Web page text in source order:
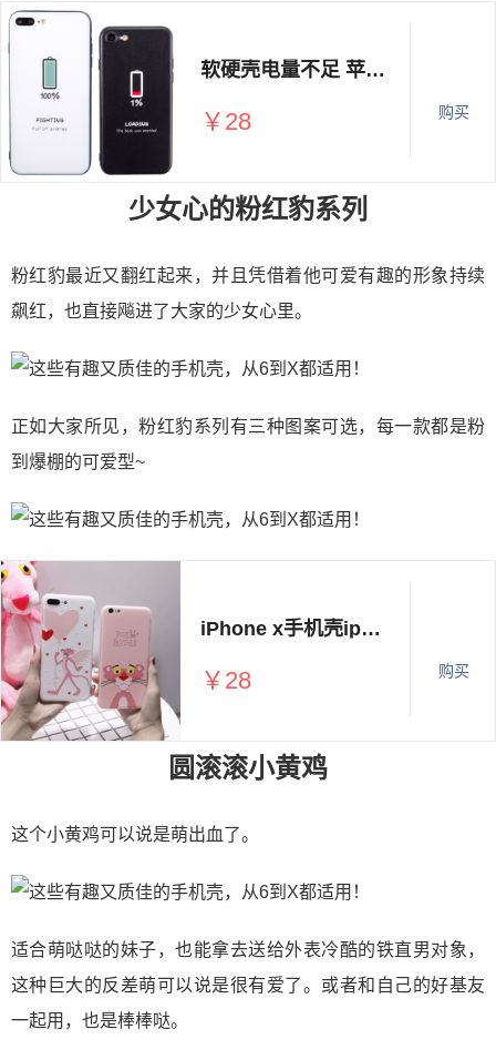
软硬壳电量不足 苹果x手机壳
￥28 购买
少女心的粉红豹系列
粉红豹最近又翻红起来，并且凭借着他可爱有趣的形象持续
飙红，也直接飚进了大家的少女心里。
正如大家所见，粉红豹系列有三种图案可选，每一款都是粉
到爆棚的可爱型~
iPhone x手机壳iphone7/8/6s/plus 顽皮粉红豹女款
￥28 购买
圆滚滚小黄鸡
这个小黄鸡可以说是萌出血了。
适合萌哒哒的妹子，也能拿去送给外表冷酷的铁直男对象，
这种巨大的反差萌可以说是很有爱了。或者和自己的好基友
一起用，也是棒棒哒。